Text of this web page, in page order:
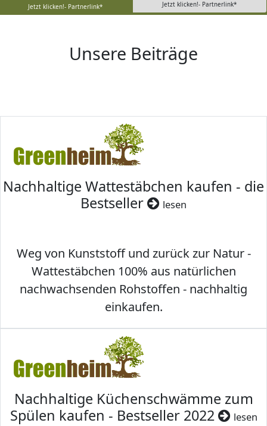
Jetzt klicken!- Partnerlink* Jetzt klicken!- Partnerlink*
Unsere Beiträge
Nachhaltige Wattestäbchen kaufen - die
Bestseller
lesen
Weg von Kunststoff und zurück zur Natur -
Wattestäbchen 100% aus natürlichen
nachwachsenden Rohstoffen - nachhaltig
einkaufen.
Nachhaltige Küchenschwämme zum
Spülen kaufen - Bestseller 2022
lesen